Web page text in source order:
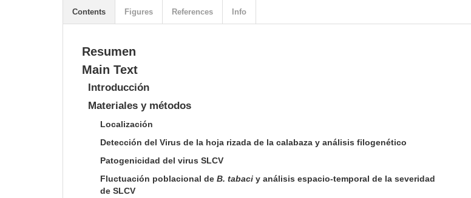
Resumen
Main Text
Introducción
Materiales y métodos
Localización
Detección del Virus de la hoja rizada de la calabaza y análisis filogenético
Patogenicidad del virus SLCV
Fluctuación poblacional de B. tabaci y análisis espacio-temporal de la severidad
de SLCV
Contents Figures References Info